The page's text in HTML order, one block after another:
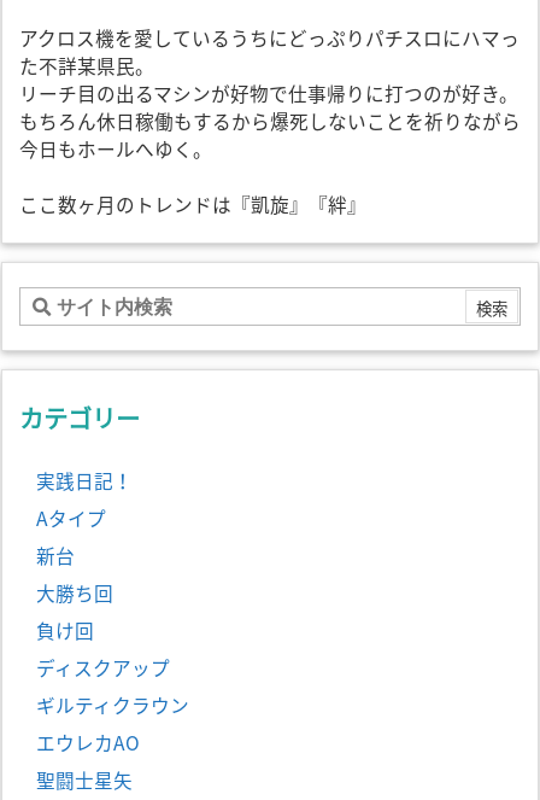
アクロス機を愛しているうちにどっぷりパチスロにハマっ
た不詳某県民。
リーチ目の出るマシンが好物で仕事帰りに打つのが好き。
もちろん休日稼働もするから爆死しないことを祈りながら
今日もホールへゆく。
ここ数ヶ月のトレンドは『凱旋』『絆』
カテゴリー
実践日記！
Aタイプ
新台
大勝ち回
負け回
ディスクアップ
ギルティクラウン
エウレカAO
聖闘士星矢